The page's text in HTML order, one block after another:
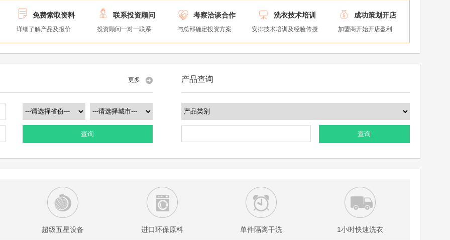
 免费索取资料
详细了解产品及报价
 联系投资顾问
投资顾问一对一联系
 考察洽谈合作
与总部确定投资方案
 洗衣技术培训
安排技术培训及经验传授
 成功策划开店
加盟商开始开店盈利
更多
查询
产品查询
查询
超级五星设备 进口环保原料 单件隔离干洗 1小时快速洗衣